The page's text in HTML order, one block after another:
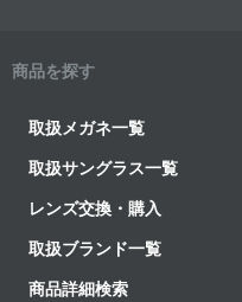
商品を探す
取扱メガネ一覧
取扱サングラス一覧
レンズ交換・購入
取扱ブランド一覧
商品詳細検索